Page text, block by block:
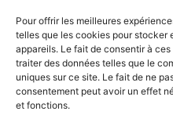
Pour offrir les meilleures
telles que les cookies pour stocker
appareils. Le fait de consentir à
traiter des données telles que le
uniques sur ce site. Le fait de ne
consentement peut avoir un effet
et fonctions.